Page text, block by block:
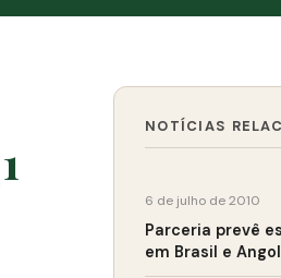
NOTÍCIAS
6 de julho de 2010
Parceria prevê
em Brasil e